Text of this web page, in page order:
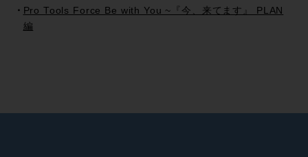
Pro Tools Force Be with You ~『今、来てます』 PLAN
編